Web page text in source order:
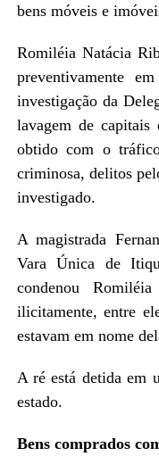
bens móveis e
Romiléia Natácia
preventivamente
investigação da
lavagem de
obtido com o
criminosa, delitos
investigado.
A magistrada
Vara Única de
condenou
ilicitamente, entre
estavam em nome
A ré está detida em
estado.
Bens comprados